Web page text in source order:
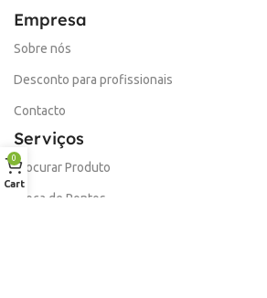
Empresa
Sobre nós
Desconto para profissionais
Contacto
Serviços
Procurar Produto
Troca de Pontos
0
Cart